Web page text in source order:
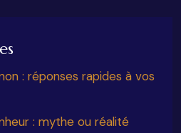
: réponses rapides à vos
: mythe ou réalité